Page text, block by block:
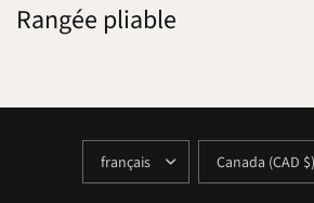
Rangée pliable
METTRE
JOUR
LE
METTRE
JOUR
LE